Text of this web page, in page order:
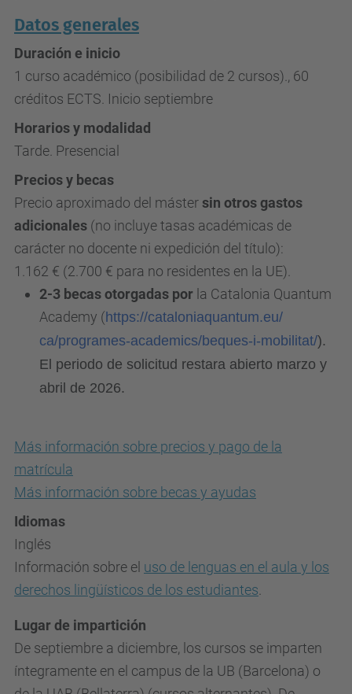
Datos generales
Duración e inicio
1 curso académico (posibilidad de 2 cursos)., 60
créditos ECTS. Inicio septiembre
Horarios y modalidad
Tarde. Presencial
Precios y becas
Precio aproximado del mástersin otros gastos
adicionales (no incluye tasas académicas de
carácter no docente ni expedición del título):
1.162 € (2.700 € para no residentes en la UE).
2-3 becas otorgadas por la Catalonia Quantum
Academy ( https://cataloniaquantum.eu/
ca/programes-academics/beques-i-mobilitat/).
El periodo de solicitud restara abierto marzo y
abril de 2026.
Más información sobre precios y pago de la
matrícula
Más información sobre becas y ayudas
Idiomas
Inglés
Información sobre el uso de lenguas en el aula y los
derechos lingüísticos de los estudiantes
Lugar de impartición
De septiembre a diciembre, los cursos se imparten
íntegramente en el campus de la UB (Barcelona) o